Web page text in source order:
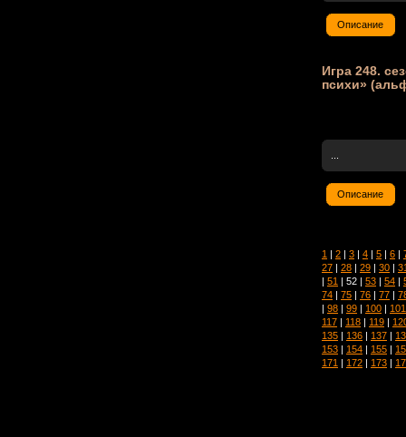
Описание
Игра 248.
психи»
Описание
1 | 2 | 3 | 4 | 5 | 6 |
27 | 28 | 29 | 30 |
| 51 | 52 | 53 | 54 |
74 | 75 | 76 | 77 |
| 98 | 99 | 100 | 101
117 | 118 | 119 |
135 | 136 | 137 |
153 | 154 | 155 |
171 | 172 | 173 |